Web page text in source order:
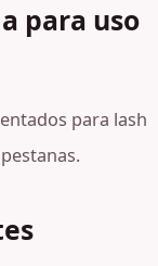
para uso
para lash